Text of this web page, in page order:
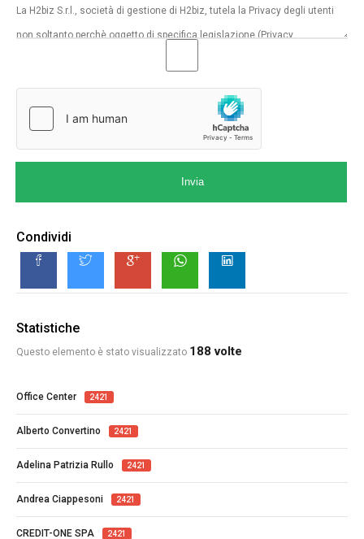
Invia
Condividi
Statistiche
Questo elemento è stato visualizzato 188 volte
Office Center 2421
Alberto Convertino 2421
Adelina Patrizia Rullo 2421
Andrea Ciappesoni 2421
CREDIT-ONE SPA 2421